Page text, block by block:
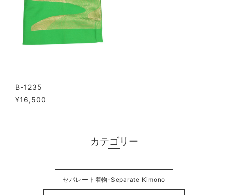
B-1235
¥16,500
カテゴリー
セパレート着物-Separate Kimono